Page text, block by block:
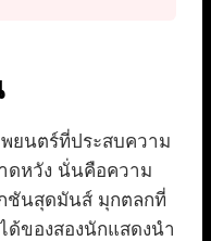
ยนตร์ที่ประสบความ
ดหวัง นั่นคือความ
ชันสุดมันส์ มุกตลกที่
ด้ของสองนักแสดงนำ